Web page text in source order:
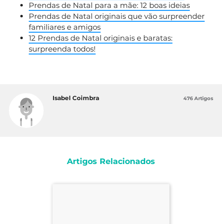
Prendas de Natal para a mãe: 12 boas ideias
Prendas de Natal originais que vão surpreender
familiares e amigos
12 Prendas de Natal originais e baratas:
surpreenda todos!
Isabel Coimbra 476 Artigos
Artigos Relacionados